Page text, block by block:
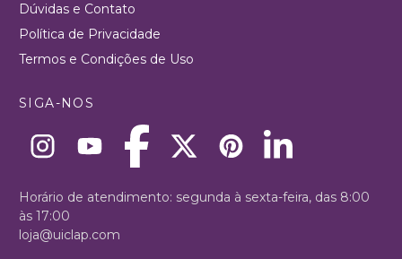
Dúvidas e Contato
Política de Privacidade
Termos e Condições de Uso
SIGA-NOS
Horário de atendimento: segunda à sexta-feira, das 8:00
às 17:00
loja@uiclap.com